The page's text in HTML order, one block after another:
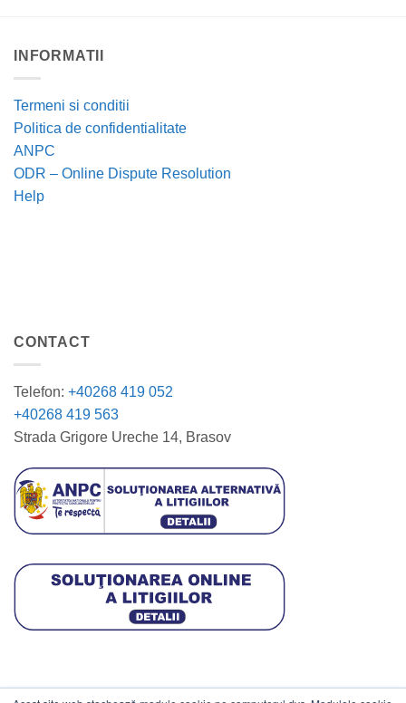
INFORMATII
Termeni si conditii
Politica de confidentialitate
ANPC
ODR – Online Dispute Resolution
Help
CONTACT
Telefon: +40268 419 052
+40268 419 563
Strada Grigore Ureche 14, Brasov